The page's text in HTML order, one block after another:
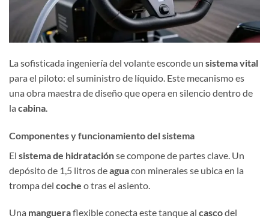
La sofisticada ingeniería del volante esconde un sistema vital
para el piloto: el suministro de líquido. Este mecanismo es
una obra maestra de diseño que opera en silencio dentro de
la cabina
Componentes y funcionamiento del sistema
El sistema de hidrataciónse compone de partes clave. Un
depósito de 1,5 litros deaguacon minerales se ubica en la
trompa del coche o tras el asiento.
Una mangueraflexible conecta este tanque al cascodel